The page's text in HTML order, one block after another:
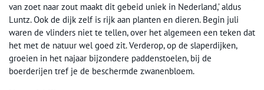
van zoet naar zout maakt dit gebeid uniek in Nederland,’ aldus
Luntz. Ook de dijk zelf is rijk aan planten en dieren. Begin juli
waren de vlinders niet te tellen, over het algemeen een teken dat
het met de natuur wel goed zit. Verderop, op de slaperdijken,
groeien in het najaar bijzondere paddenstoelen, bij de
boerderijen tref je de beschermde zwanenbloem.